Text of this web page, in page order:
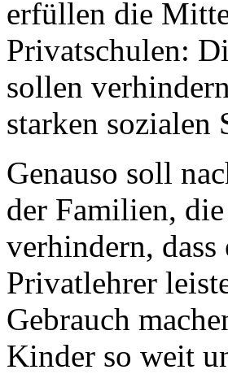
erfüllen die
Privatschulen:
sollen
starken
Genauso soll
der Familien,
verhindern,
Privatlehrer
Gebrauch
Kinder so weit